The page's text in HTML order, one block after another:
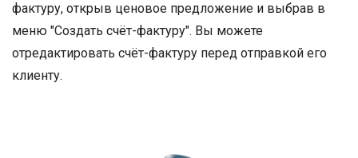
фактуру, открыв ценовое предложение и выбрав в
меню "Создать счёт-фактуру". Вы можете
отредактировать счёт-фактуру перед отправкой его
клиенту.